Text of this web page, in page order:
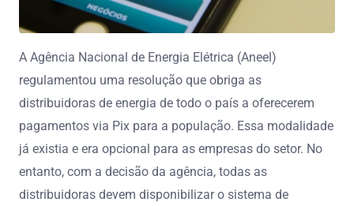
A Agência Nacional de Energia Elétrica (Aneel)
regulamentou uma resolução que obriga as
distribuidoras de energia de todo o país a oferecerem
pagamentos via Pix para a população. Essa modalidade
já existia e era opcional para as empresas do setor. No
entanto, com a decisão da agência, todas as
distribuidoras devem disponibilizar o sistema de